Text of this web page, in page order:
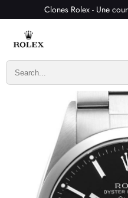
Clones Rolex - Une
Écrire un
Seuls les clients ayant
laisser un commentaire.
commentaires